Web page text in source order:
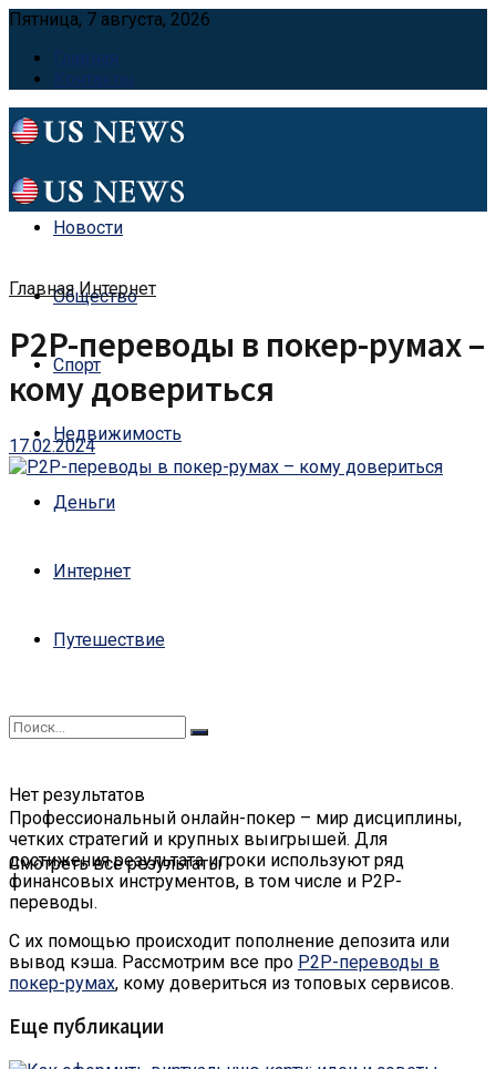
Пятница, 7 августа, 2026
Главная
Контакты
Новости
Общество
Спорт
Недвижимость
Деньги
Интернет
Путешествие
Нет результатов
Смотреть все результаты
Главная Интернет
P2P-переводы в покер-румах –
кому довериться
17.02.2024
Профессиональный онлайн-покер – мир дисциплины,
четких стратегий и крупных выигрышей. Для
достижения результата игроки используют ряд
финансовых инструментов, в том числе и P2P-
переводы.
С их помощью происходит пополнение депозита или
вывод кэша. Рассмотрим все про P2P-переводы в
покер-румах, кому довериться из топовых сервисов.
Еще публикации